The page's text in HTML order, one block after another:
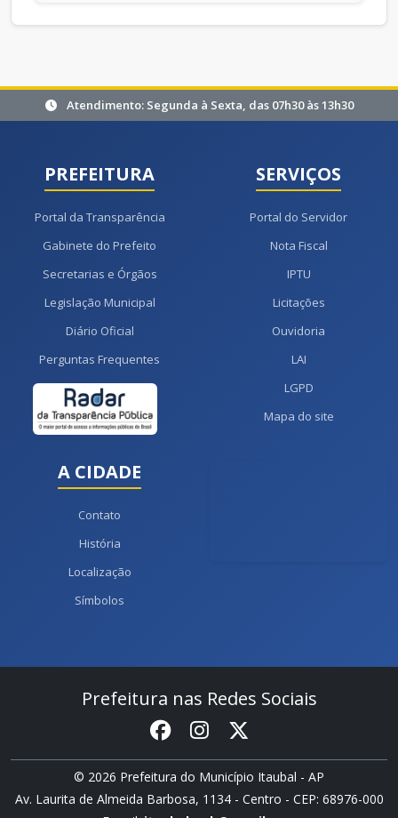
Atendimento: Segunda à Sexta, das 07h30 às 13h30
PREFEITURA
Portal da Transparência
Gabinete do Prefeito
Secretarias e Órgãos
Legislação Municipal
Diário Oficial
Perguntas Frequentes
SERVIÇOS
Portal do Servidor
Nota Fiscal
IPTU
Licitações
Ouvidoria
LAI
LGPD
Mapa do site
A CIDADE
Contato
História
Localização
Símbolos
Prefeitura nas Redes Sociais
© 2026 Prefeitura do Município Itaubal - AP
Av. Laurita de Almeida Barbosa, 1134 - Centro - CEP: 68976-000